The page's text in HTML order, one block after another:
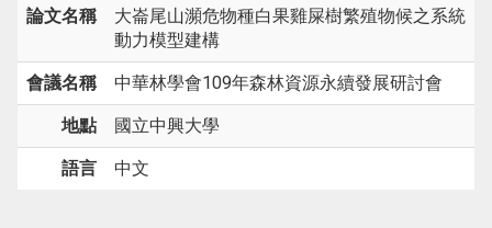
論文名稱
大崙尾山瀕危物種白果雞屎樹繁殖物候之系統
動力模型建構
會議名稱 中華林學會109年森林資源永續發展研討會
地點 國立中興大學
語言 中文